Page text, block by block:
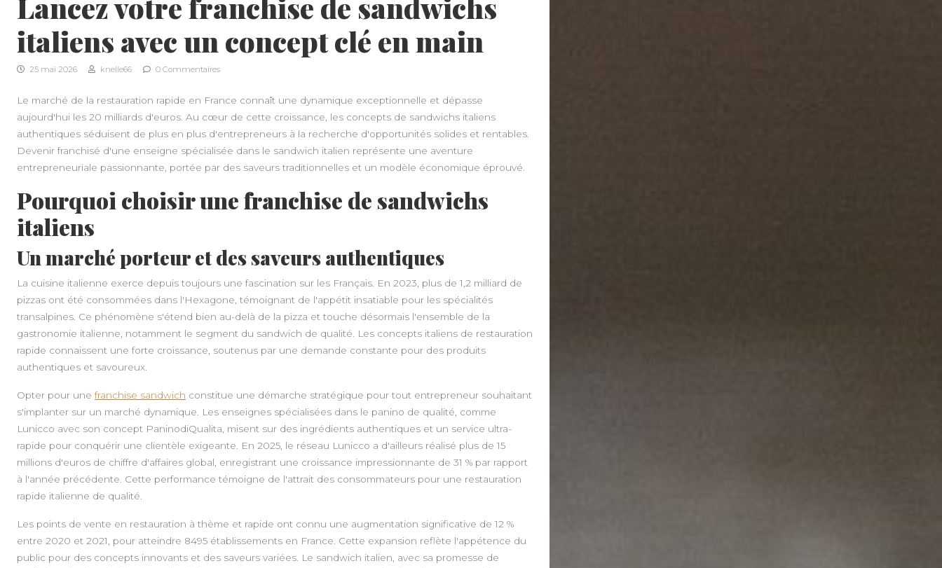
Lancez votre franchise de sandwichs
italiens avec un concept clé en main
25 mai 2026 knelle66 0 Commentaires
Le marché de la restauration rapide en France connaît une dynamique exceptionnelle et dépasse
aujourd'hui les 20 milliards d'euros. Au cœur de cette croissance, les concepts de sandwichs italiens
authentiques séduisent de plus en plus d'entrepreneurs à la recherche d'opportunités solides et rentables.
Devenir franchisé d'une enseigne spécialisée dans le sandwich italien représente une aventure
entrepreneuriale passionnante, portée par des saveurs traditionnelles et un modèle économique éprouvé.
Pourquoi choisir une franchise de sandwichs
italiens
Un marché porteur et des saveurs authentiques
La cuisine italienne exerce depuis toujours une fascination sur les Français. En 2023, plus de 1,2 milliard de
pizzas ont été consommées dans l'Hexagone, témoignant de l'appétit insatiable pour les spécialités
transalpines. Ce phénomène s'étend bien au-delà de la pizza et touche désormais l'ensemble de la
gastronomie italienne, notamment le segment du sandwich de qualité. Les concepts italiens de restauration
rapide connaissent une forte croissance, soutenus par une demande constante pour des produits
authentiques et savoureux.
Opter pour une franchise sandwich constitue une démarche stratégique pour tout entrepreneur souhaitant
s'implanter sur un marché dynamique. Les enseignes spécialisées dans le panino de qualité, comme
Lunicco avec son concept PaninodiQualita, misent sur des ingrédients authentiques et un service ultra-
rapide pour conquérir une clientèle exigeante. En 2025, le réseau Lunicco a d'ailleurs réalisé plus de 15
millions d'euros de chiffre d'affaires global, enregistrant une croissance impressionnante de 31 % par rapport
à l'année précédente. Cette performance témoigne de l'attrait des consommateurs pour une restauration
rapide italienne de qualité.
Les points de vente en restauration à thème et rapide ont connu une augmentation significative de 12 %
entre 2020 et 2021, pour atteindre 8495 établissements en France. Cette expansion reflète l'appétence du
public pour des concepts innovants et des saveurs variées. Le sandwich italien, avec sa promesse de